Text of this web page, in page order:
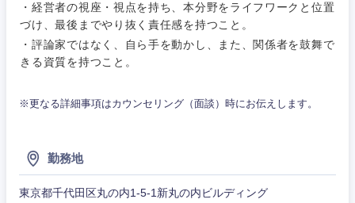
・経営者の視座・視点を持ち、本分野をライフワークと位置
づけ、最後までやり抜く責任感を持つこと。
・評論家ではなく、自ら手を動かし、また、関係者を鼓舞で
きる資質を持つこと。
※更なる詳細事項はカウンセリング（面談）時にお伝えします。
勤務地
東京都千代田区丸の内1-5-1新丸の内ビルディング